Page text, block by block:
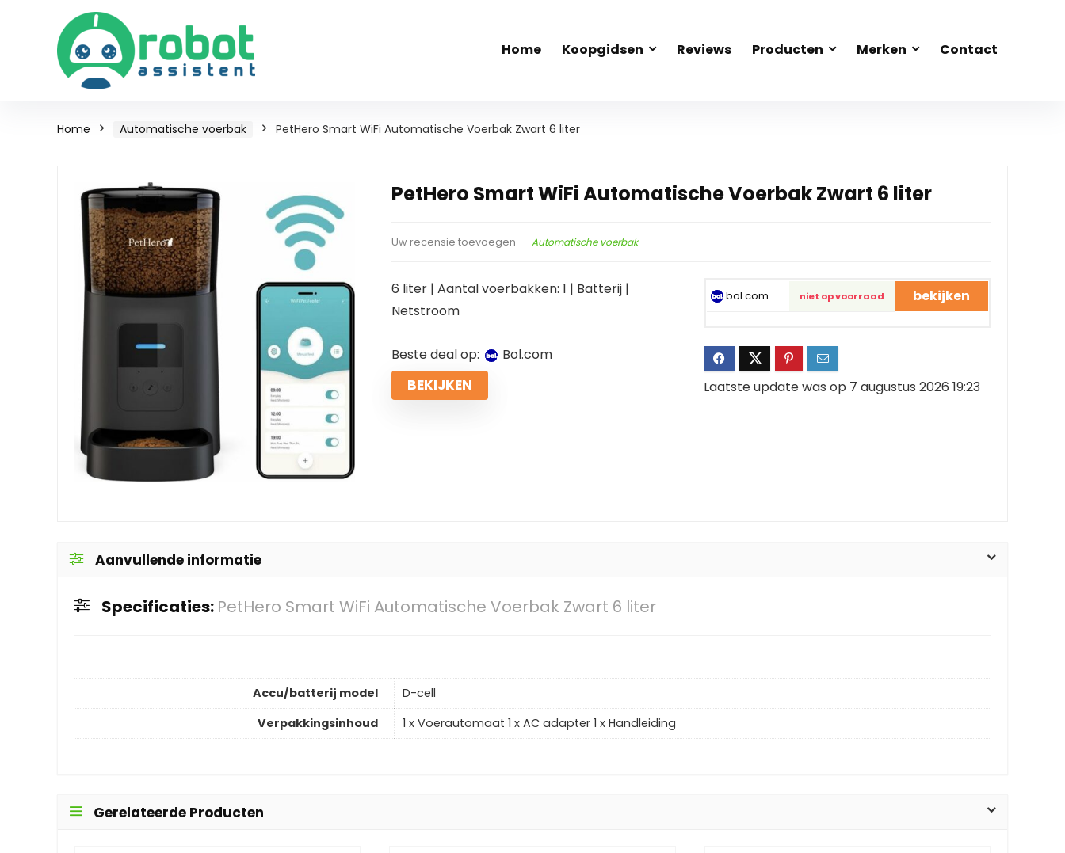
Home Koopgidsen Reviews Producten Merken Contact
Home Automatische voerbak PetHero Smart WiFi Automatische Voerbak Zwart 6 liter
PetHero Smart WiFi Automatische Voerbak Zwart 6 liter
Uw recensie toevoegen Automatische voerbak
6 liter | Aantal voerbakken: 1 | Batterij |
Netstroom
Beste deal op: bol.com
BEKIJKEN
bol.com niet op voorraad bekijken
Laatste update was op 7 augustus 2026 19:23
Aanvullende informatie
Specificaties: PetHero Smart WiFi Automatische Voerbak Zwart 6 liter
Accu/batterij model
D-cell
Verpakkingsinhoud
1 x Voerautomaat 1 x AC adapter 1 x Handleiding
Gerelateerde Producten